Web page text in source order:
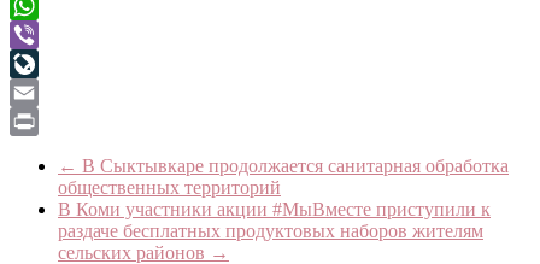
Telegram
WhatsApp
Viber
LiveJournal
Email
← В Сыктывкаре продолжается санитарная обработка
общественных территорий
В Коми участники акции #МыВместе приступили к
раздаче бесплатных продуктовых наборов жителям
сельских районов →